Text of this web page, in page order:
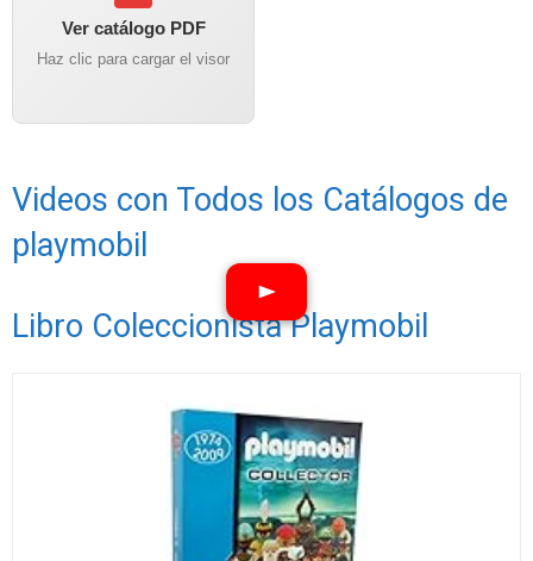
Ver catálogo PDF
Haz clic para cargar el visor
Videos con Todos los Catálogos de
playmobil
Libro Coleccionista Playmobil